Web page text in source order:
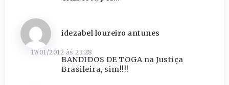
idezabel loureiro antunes
17/01/2012 às 23:28
BANDIDOS DE TOGA na Justiça
Brasileira, sim!!!!